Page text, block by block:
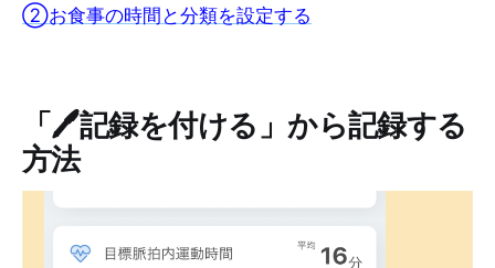
②お食事の時間と分類を設定する
「🖊記録を付ける」から記録する
方法